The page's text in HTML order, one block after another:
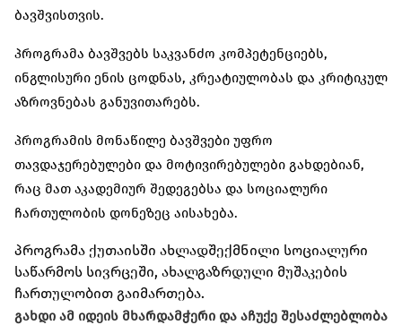
ბავშვისთვის.
პროგრამა ბავშვებს საკვანძო კომპეტენციებს,
ინგლისური ენის ცოდნას, კრეატიულობას და კრიტიკულ
აზროვნებას განუვითარებს.
პროგრამის მონაწილე ბავშვები უფრო
თავდაჯერებულები და მოტივირებულები გახდებიან,
რაც მათ აკადემიურ შედეგებსა და სოციალური
ჩართულობის დონეზეც აისახება.
პროგრამა ქუთაისში ახლადშექმნილი სოციალური
საწარმოს სივრცეში, ახალგაზრდული მუშაკების
ჩართულობით გაიმართება.
გახდი ამ იდეის მხარდამჭერი და აჩუქე შესაძლებლობა